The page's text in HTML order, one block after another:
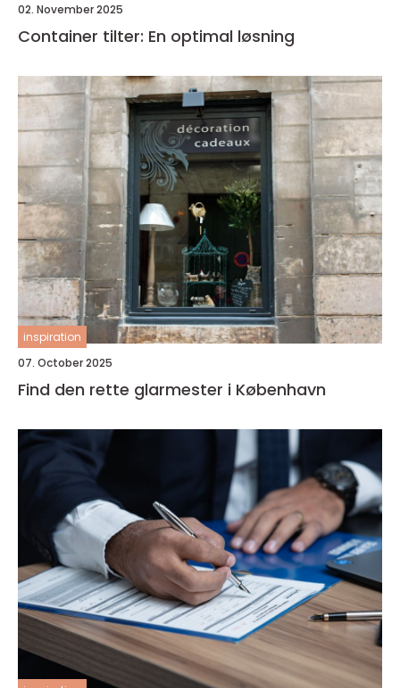
02. November 2025
Container tilter: En optimal løsning
inspiration
07. October 2025
Find den rette glarmester i København